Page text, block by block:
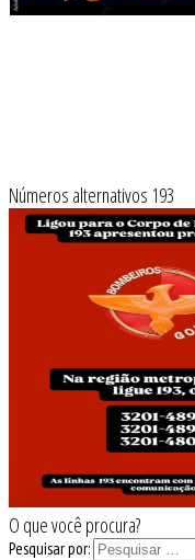
Números alternativos 193
O que você procura?
Pesquisar por: